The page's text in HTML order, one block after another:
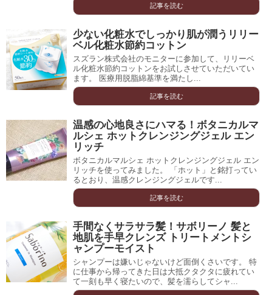
記事を読む
少ない化粧水でしっかり肌が潤うリリー
ベル化粧水節約コットン
スズラン株式会社のモニターに参加して、リリーベ
ル化粧水節約コットンをお試しさせていただいてい
ます。 医療用脱脂綿基準を満たし...
記事を読む
温感の心地良さにハマる！ボタニカルマ
ルシェ ホットクレンジングジェル エン
リッチ
ボタニカルマルシェ ホットクレンジングジェル エン
リッチを使ってみました。 「ホット」と銘打ってい
るとおり、温感クレンジングジェルです...
記事を読む
手間なくサラサラ髪！サボリーノ 髪と
地肌を手早クレンズ トリートメントシ
ャンプーモイスト
シャンプーは嫌いじゃないけど面倒くさいです。 特
に仕事から帰ってきた日は大抵クタクタに疲れてい
て一刻も早く寝たいので、髪を濡らしてシャ...